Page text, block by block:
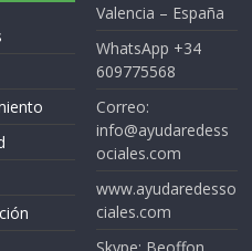
Valencia – España
WhatsApp +34
609775568
Correo:
info@ayudaredess
ociales.com
www.ayudaredesso
ciales.com
Skype: Beoffon